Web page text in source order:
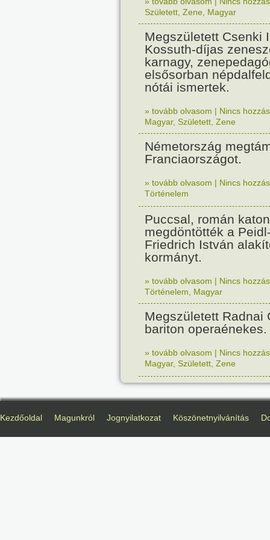
Született Zene Magyar
Megszületett Csenki
Kossuth-díjas
karnagy,
elsősorban
nótái ismertek.
» tovább olvasom | Nincs
Magyar, Született Zene
Németország
Franciaországot.
» tovább olvasom | Nincs
Történelem
Puccsal, román
megdöntötték a
Friedrich István
kormányt.
» tovább olvasom | Nincs
Történelem
Magyar
Megszületett Radnai
bariton operaénekes.
» tovább olvasom | Nincs
Magyar, Született Zene
Kezdőoldal Magunkról Jognyilatkozat Köszönetnyilvánítás